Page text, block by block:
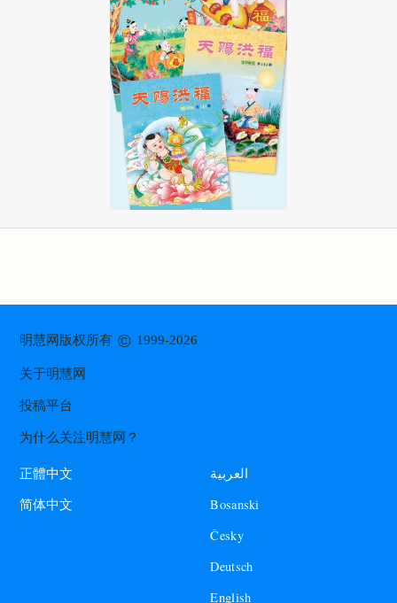
明慧网版权所有© 1999-2026
关于明慧网
投稿平台
为什么关注明慧网？
正體中文
简体中文
العربية
Bosanski
Česky
Deutsch
English